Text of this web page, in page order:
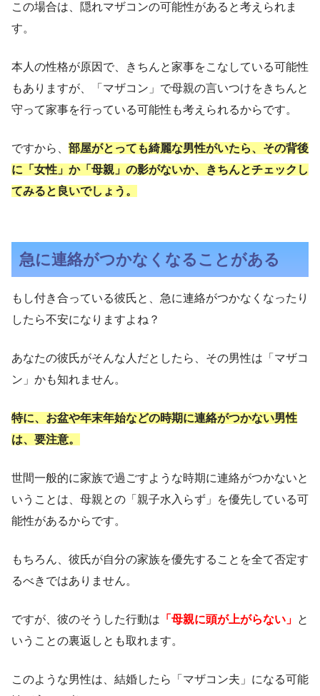
この場合は、隠れマザコンの可能性があると考えられま
す。
本人の性格が原因で、きちんと家事をこなしている可能性
もありますが、「マザコン」で母親の言いつけをきちんと
守って家事を行っている可能性も考えられるからです。
ですから、 部屋がとっても綺麗な男性がいたら、その背後
に「女性」か「母親」の影がないか、きちんとチェックし
てみると良いでしょう。
急に連絡がつかなくなることがある
もし付き合っている彼氏と、急に連絡がつかなくなったり
したら不安になりますよね？
あなたの彼氏がそんな人だとしたら、その男性は「マザコ
ン」かも知れません。
特に、お盆や年末年始などの時期に連絡がつかない男性
は、要注意。
世間一般的に家族で過ごすような時期に連絡がつかないと
いうことは、母親との「親子水入らず」を優先している可
能性があるからです。
もちろん、彼氏が自分の家族を優先することを全て否定す
るべきではありません。
ですが、彼のそうした行動は 「母親に頭が上がらない」 と
いうことの裏返しとも取れます。
このような男性は、結婚したら「マザコン夫」になる可能